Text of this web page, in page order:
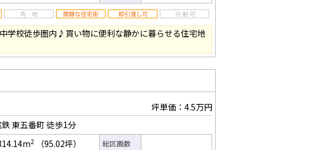
学校徒歩圏内♪買い物に便利な静かに暮らせる住宅地
坪単価：4.5万円
東五番町 徒歩1分
2 （95.02坪）
総区画数